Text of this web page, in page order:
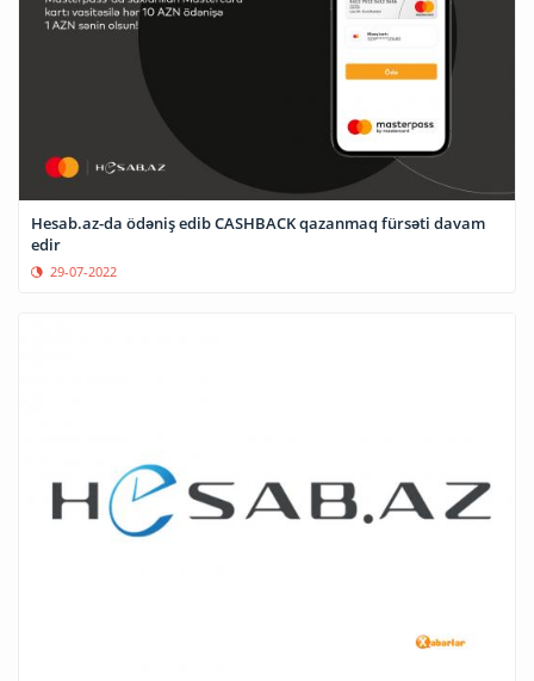
Hesab.az-da ödəniş edib CASHBACK qazanmaq fürsəti davam
edir
29-07-2022